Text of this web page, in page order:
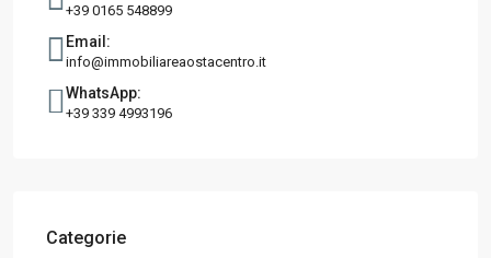
+39 0165 548899
Email:
info@immobiliareaostacentro.it
WhatsApp:
+39 339 4993196
Categorie